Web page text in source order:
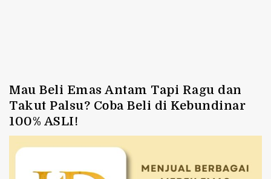
Mau Beli Emas Antam Tapi Ragu dan
Takut Palsu? Coba Beli di Kebundinar
100% ASLI!